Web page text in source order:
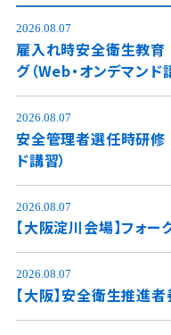
2026.08.07
雇入れ時安全衛生教
グ（Web・オンデマンド
2026.08.07
安全管理者選任時研修
ド講習）
2026.08.07
【大阪淀川会場】フォ
2026.08.07
【大阪】安全衛生推進